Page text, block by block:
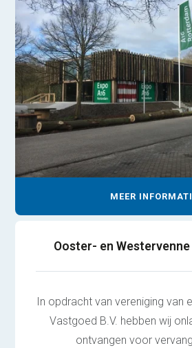
MEER
Ooster- en
In opdracht van vereniging van
Vastgoed B.V. hebben wij
ontvangen voor